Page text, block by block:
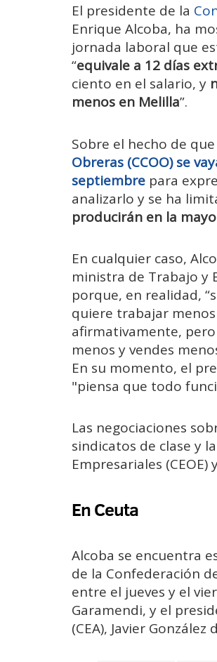
El presidente de la
Enrique Alcoba, ha
jornada laboral que
“equivale a 12 días
ciento en el salario, y
menos en Melilla”.
Sobre el hecho de que
Obreras (CCOO) se
septiembre para
analizarlo y se ha
producirán en la
En cualquier caso,
ministra de Trabajo y
porque, en realidad,
quiere trabajar
afirmativamente,
menos y vendes
En su momento, el
"piensa que todo
Las negociaciones
sindicatos de clase y
Empresariales (CEOE)
En Ceuta
Alcoba se encuentra
de la Confederación
entre el jueves y el
Garamendi, y el
(CEA), Javier González